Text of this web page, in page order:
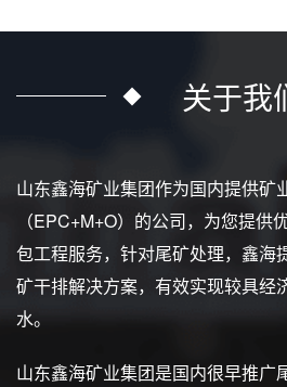
关于我
山东鑫海矿业集团作为国内提供矿
（EPC+M+O）的公司，为您提供
包工程服务，针对尾矿处理，鑫海
矿干排解决方案，有效实现较具经
水。
山东鑫海矿业集团是国内很早推广